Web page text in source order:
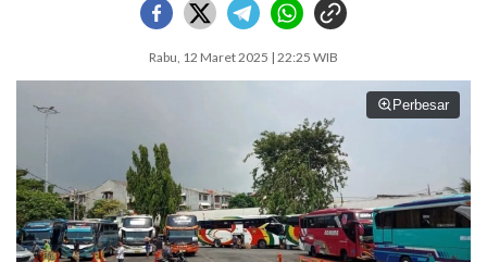
Rabu, 12 Maret 2025 | 22:25 WIB
Perbesar